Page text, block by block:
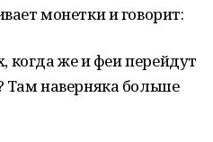
монетки и говорит:
когда же и феи перейдут
Там наверняка больше